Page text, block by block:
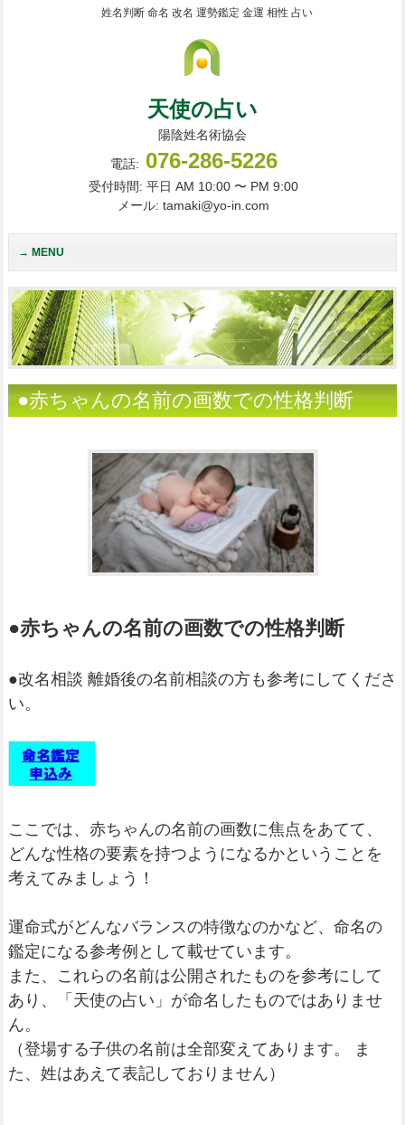
姓名判断 命名 改名 運勢鑑定 金運 相性 占い
天使の占い
陽陰姓名術協会
電話: 076-286-5226
受付時間: 平日 AM 10:00 〜 PM 9:00
メール: tamaki@yo-in.com
MENU
●赤ちゃんの名前の画数での性格判断
●赤ちゃんの名前の画数での性格判断
●改名相談 離婚後の名前相談の方も参考にしてくださ
い。
ここでは、赤ちゃんの名前の画数に焦点をあてて、
どんな性格の要素を持つようになるかということを
考えてみましょう！
運命式がどんなバランスの特徴なのかなど、命名の
鑑定になる参考例として載せています。
また、これらの名前は公開されたものを参考にして
あり、「天使の占い」が命名したものではありませ
ん。
（登場する子供の名前は全部変えてあります。 ま
た、姓はあえて表記しておりません）